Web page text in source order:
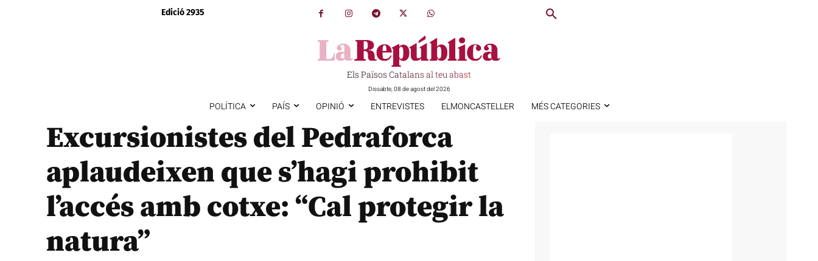
Edició 2935
Els Països Catalans al teu abast
Dissabte, 08 de agost del 2026
POLÍTICA PAÍS OPINIÓ ENTREVISTES ELMONCASTELLER MÉS CATEGORIES
Excursionistes del Pedraforca
aplaudeixen que s’hagi prohibit
l’accés amb cotxe: “Cal protegir la
natura”